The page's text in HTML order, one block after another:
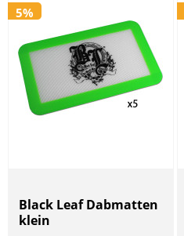
5%
Black Leaf Dabmatten
klein